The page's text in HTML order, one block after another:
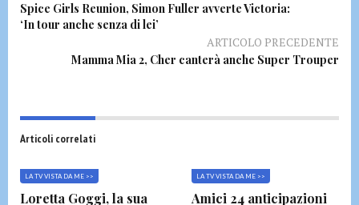
Spice Girls Reunion, Simon Fuller avverte Victoria:
‘In tour anche senza di lei’
ARTICOLO PRECEDENTE
Mamma Mia 2, Cher canterà anche Super Trouper
Articoli correlati
LA TV VISTA DA ME >>
Loretta Goggi, la sua
LA TV VISTA DA ME >>
Amici 24 anticipazioni